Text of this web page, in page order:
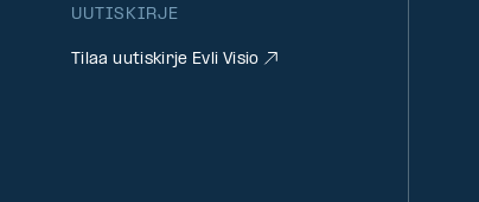
UUTISKIRJE
Tilaa uutiskirje Evli Visio